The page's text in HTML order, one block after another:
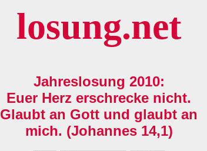
losung.net
Jahreslosung 2010:
Euer Herz erschrecke nicht.
Glaubt an Gott und glaubt an
mich. (Johannes 14,1)